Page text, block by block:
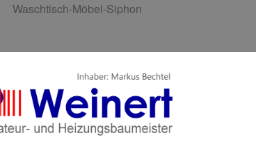
Waschtisch-Möbel-Siphon
ANLAGE
VIGOUR derby Wand-Tiefspül-WC ohne
PflegePLUS-Beschichtung und derby